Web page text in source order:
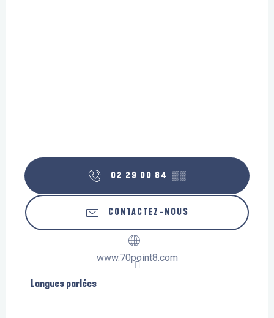
02 29 00 84 ▒▒
CONTACTEZ-NOUS
www.70point8.com
Langues parlées
Langues parlées